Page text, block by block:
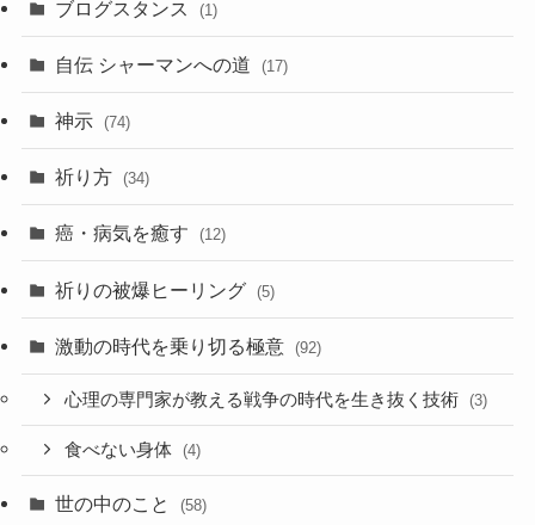
ブ
ブログスタンス (1)
自伝 シャーマンへの道 (17)
神示 (74)
祈り方 (34)
癌・病気を癒す (12)
祈りの被爆ヒーリング (5)
激動の時代を乗り切る極意 (92)
心理の専門家が教える戦争の時代を生き抜く技術 (3)
食べない身体 (4)
世の中のこと (58)